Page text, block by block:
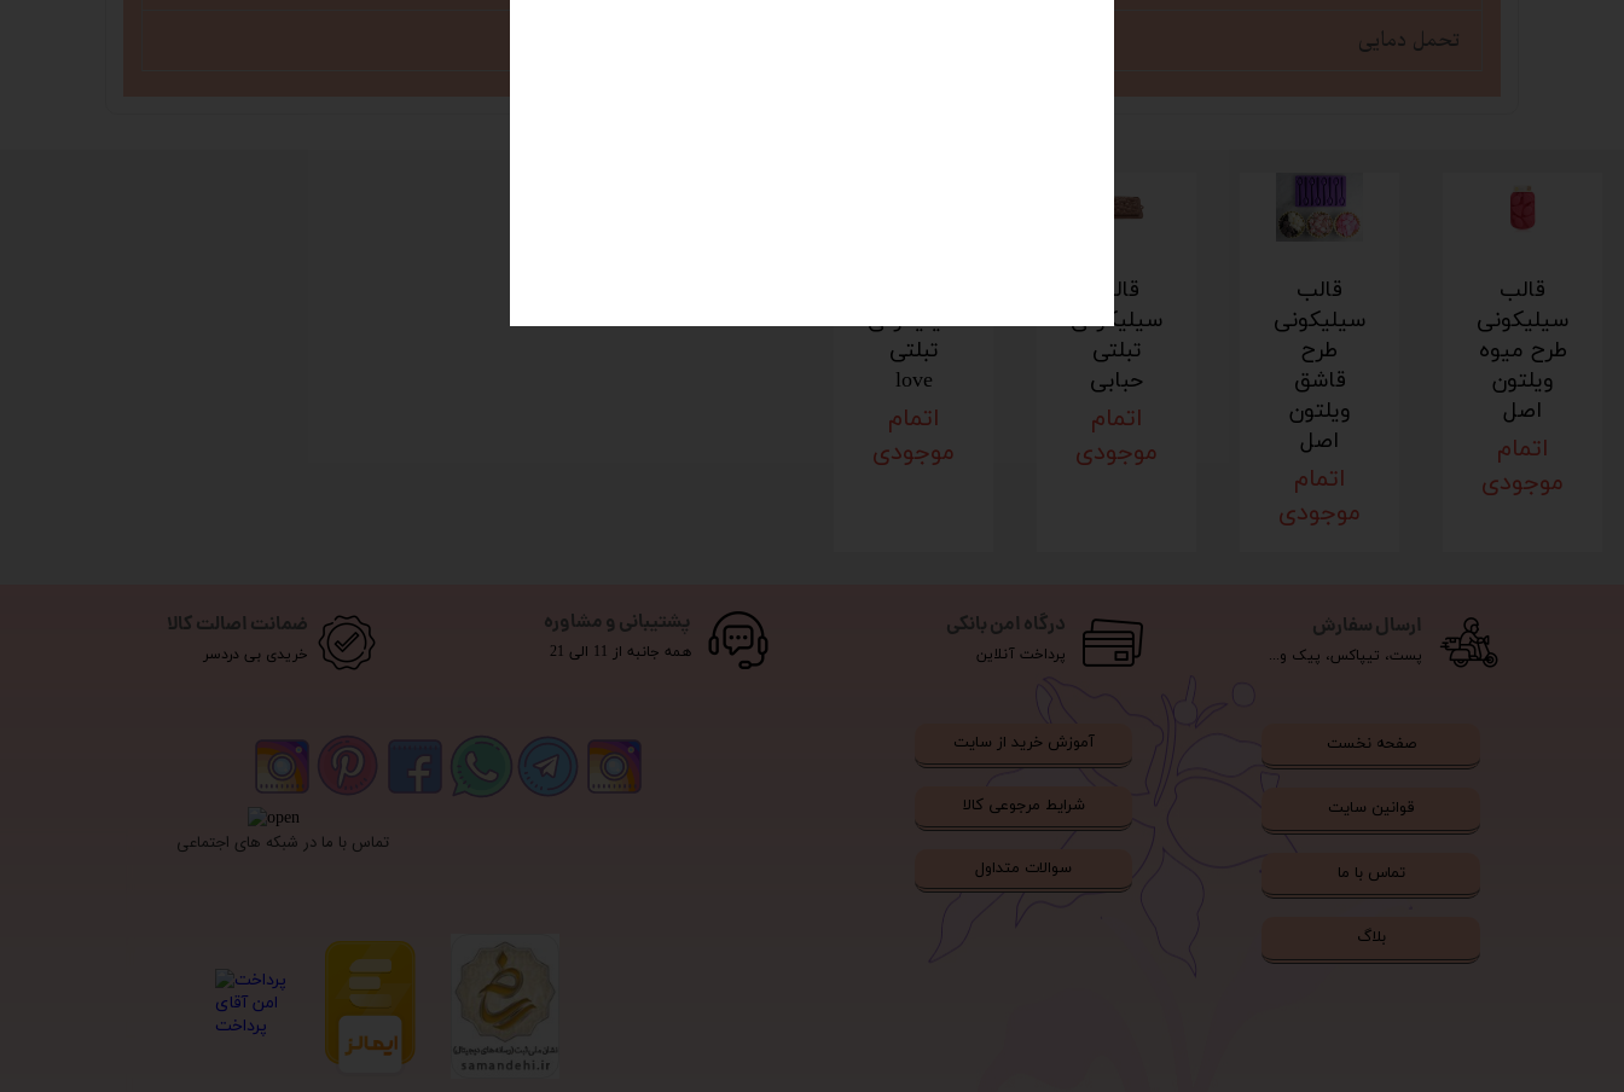
تحمل دمایی
قالب
سیلیکونی
طرح میوه
ویلتون
اصل
اتمام
موجودی
قالب
سیلیکونی
طرح
قاشق
ویلتون
اصل
اتمام
موجودی
قالب
سیلیکونی
تبلتی
حبابی
اتمام
موجودی
سیلیکونی
تبلتی
love
اتمام
موجودی
ارسال سفارش
پست، تیپاکس، پیک و...
درگاه امن بانکی
پرداخت آنلاین
پشتیبانی و مشاوره
همه جانبه از 11 الی 21
ضمانت اصالت کالا
خریدی بی دردسر
تماس با ما در شبکه های اجتماعی
صفحه نخست
قوانین سایت
تماس با ما
بلاگ
آموزش خرید از سایت
شرایط مرجوعی کالا
سوالات متداول